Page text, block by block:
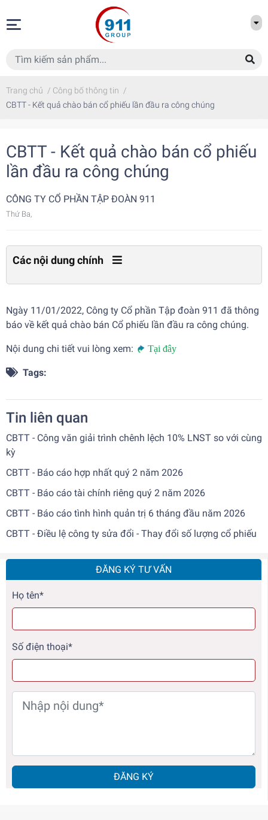
Trang chủ / Công bố thông tin /
CBTT - Kết quả chào bán cổ phiếu lần đầu ra công chúng
ĐĂNG KÝ TƯ VẤN
Họ tên*
Số điện thoại*
ĐĂNG KÝ
CBTT - Kết quả chào bán cổ phiếu
lần đầu ra công chúng
CÔNG TY CỔ PHẦN TẬP ĐOÀN 911
Thứ Ba,
Các nội dung chính
Ngày 11/01/2022, Công ty Cổ phần Tập đoàn 911 đã thông
báo về kết quả chào bán Cổ phiếu lần đầu ra công chúng.
Nội dung chi tiết vui lòng xem: Tại đây
Tags:
Tin liên quan
CBTT - Công văn giải trình chênh lệch 10% LNST so với cùng
kỳ
CBTT - Báo cáo hợp nhất quý 2 năm 2026
CBTT - Báo cáo tài chính riêng quý 2 năm 2026
CBTT - Báo cáo tình hình quản trị 6 tháng đầu năm 2026
CBTT - Điều lệ công ty sửa đổi - Thay đổi số lượng cổ phiếu